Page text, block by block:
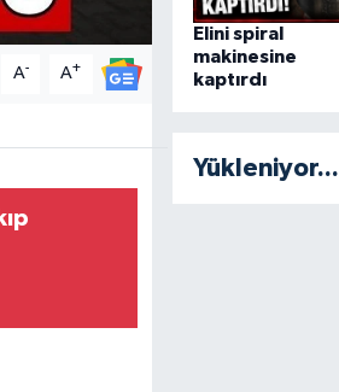
A- A+
Elini spiral
makinesine
kaptırdı
Yükleniyor...